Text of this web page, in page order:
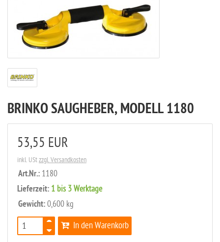
BRINKO SAUGHEBER, MODELL 1180
53,55 EUR
inkl. UStzzgl. Versandkosten
Art.Nr.: 1180
Lieferzeit: 1 bis 3 Werktage
Gewicht: 0,600 kg
In den Warenkorb